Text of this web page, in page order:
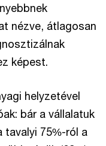
nézve, átlagosan
képest.
helyzetével
bár a vállalatuk
tavalyi 75%-ról a